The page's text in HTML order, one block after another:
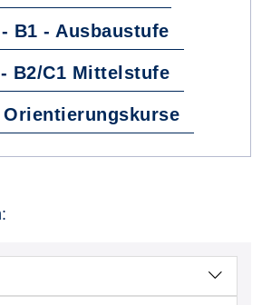
B1 - Ausbaustufe
B2/C1 Mittelstufe
Orientierungskurse